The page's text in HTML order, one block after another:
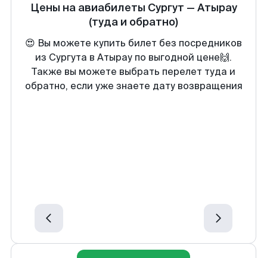
Цены на авиабилеты Сургут — Атырау
(туда и обратно)
😍 Вы можете купить билет без посредников
из Сургута в Атырау по выгодной цене🙌.
Также вы можете выбрать перелет туда и
обратно, если уже знаете дату возвращения